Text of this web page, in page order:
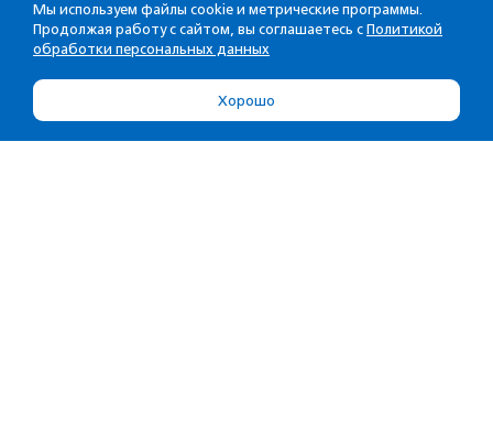
Мы используем файлы cookie и метрические программы.
Продолжая работу с сайтом, вы соглашаетесь с Политикой
обработки персональных данных
Хорошо